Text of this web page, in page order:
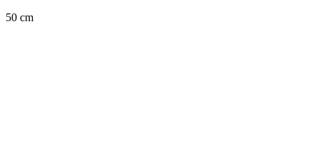
50 cm